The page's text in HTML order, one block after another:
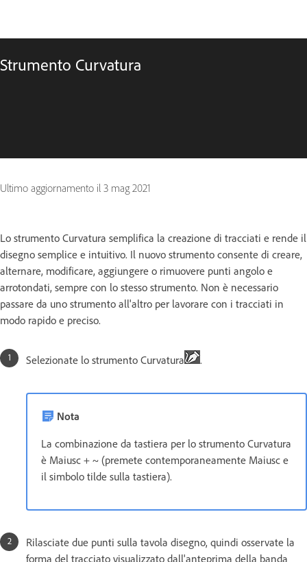
Strumento Curvatura
Ultimo aggiornamento il 3 mag 2021
Lo strumento Curvatura semplifica la creazione di tracciati e rende il
disegno semplice e intuitivo. Il nuovo strumento consente di creare,
alternare, modificare, aggiungere o rimuovere punti angolo e
arrotondati, sempre con lo stesso strumento. Non è necessario
passare da uno strumento all'altro per lavorare con i tracciati in
modo rapido e preciso.
Selezionate lo strumento Curvatura .
Nota
La combinazione da tastiera per lo strumento Curvatura
è Maiusc + ~ (premete contemporaneamente Maiusc e
il simbolo tilde sulla tastiera).
Rilasciate due punti sulla tavola disegno, quindi osservate la
forma del tracciato visualizzato dall'anteprima della banda